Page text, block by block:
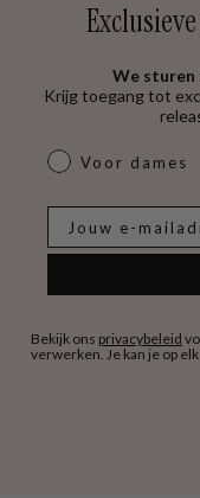
We sturen
Krijg toegang tot
dames & heren
Voor dames
Bekijk ons privacybeleid
verwerken. Je kan je op